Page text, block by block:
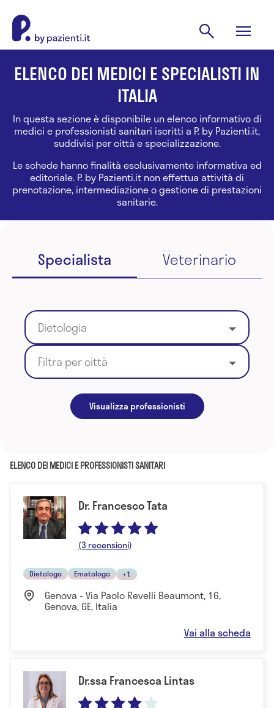
ELENCO DEI MEDICI E SPECIALISTI IN
ITALIA
In questa sezione è disponibile un elenco informativo di
medici e professionisti sanitari iscritti a P. by Pazienti.it,
suddivisi per città e specializzazione.
Le schede hanno finalità esclusivamente informativa ed
editoriale. P. by Pazienti.it non effettua attività di
prenotazione, intermediazione o gestione di prestazioni
sanitarie.
Specialista Veterinario
Dietologia
Filtra per città
Visualizza professionisti
ELENCO DEI MEDICI E PROFESSIONISTI SANITARI
Dr. Francesco Tata
(3 recensioni)
Dietologo Ematologo +1
Genova - Via Paolo Revelli Beaumont, 16,
Genova, GE, Italia
Vai alla scheda
Dr.ssa Francesca Lintas